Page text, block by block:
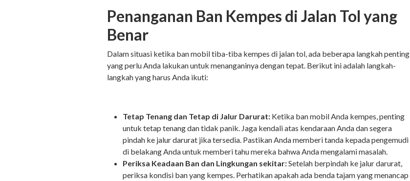
Penanganan Ban Kempes di Jalan Tol yang
Benar
Dalam situasi ketika ban mobil tiba-tiba kempes di jalan tol, ada beberapa langkah penting
yang perlu Anda lakukan untuk menanganinya dengan tepat. Berikut ini adalah langkah-
langkah yang harus Anda ikuti:
Tetap Tenang dan Tetap di Jalur Darurat: Ketika ban mobil Anda kempes, penting
untuk tetap tenang dan tidak panik. Jaga kendali atas kendaraan Anda dan segera
pindah ke jalur darurat jika tersedia. Pastikan Anda memberi tanda kepada pengemudi
di belakang Anda untuk memberi tahu mereka bahwa Anda mengalami masalah.
Periksa Keadaan Ban dan Lingkungan sekitar:Setelah berpindah ke jalur darurat,
periksa kondisi ban yang kempes. Perhatikan apakah ada benda tajam yang menancap